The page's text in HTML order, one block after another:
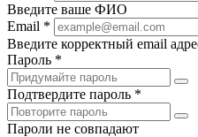
Введите ваше ФИО
Email *
Введите корректный email
Пароль *
Подтвердите пароль *
Пароли не совпадают